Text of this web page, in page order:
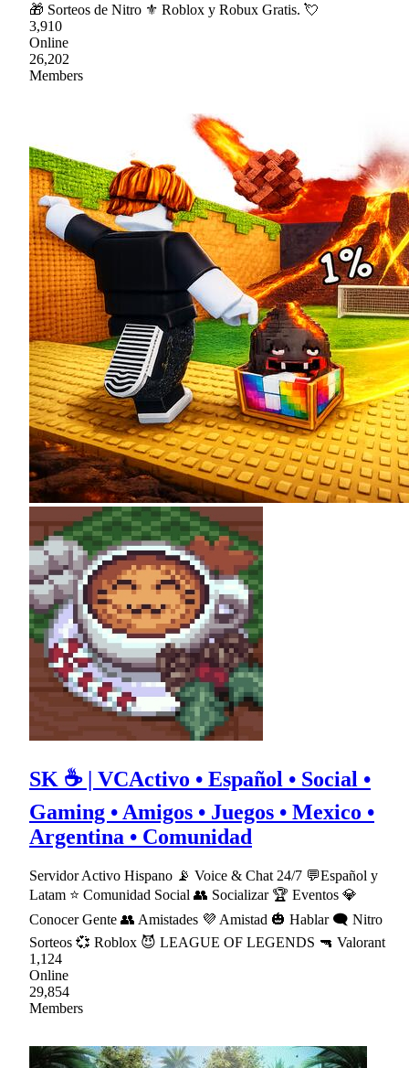
🎁 Sorteos de Nitro ⚜ Roblox y Robux Gratis. 💘
3,910
Online
26,202
Members
SK ☕ | VCActivo • Español • Social •
Gaming • Amigos • Juegos • Mexico •
Argentina • Comunidad
Servidor Activo Hispano 📡 Voice & Chat 24/7 💬Español y
Latam ⭐ Comunidad Social 👥 Socializar 🏆 Eventos 💎
Conocer Gente 👥 Amistades 💜 Amistad 🎃 Hablar 🗨 Nitro
Sorteos 💞 Roblox 😈 LEAGUE OF LEGENDS 🔫 Valorant
1,124
Online
29,854
Members